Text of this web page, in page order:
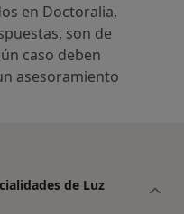
en Doctoralia,
son de
caso deben
asesoramiento
de Luz